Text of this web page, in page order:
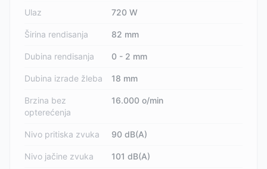
Ulaz 720 W
Širina rendisanja 82 mm
Dubina rendisanja 0 - 2 mm
Dubina izrade žleba 18 mm
Brzina bez
opterećenja
16.000 o/min
Nivo pritiska zvuka 90 dB(A)
Nivo jačine zvuka 101 dB(A)